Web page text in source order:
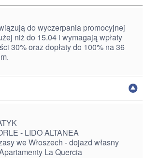
do wyczerpania promocyjnej
niż do 15.04 i wymagają wpłaty
30% oraz dopłaty do 100% na 36
- LIDO ALTANEA
we Włoszech - dojazd własny
La Quercia